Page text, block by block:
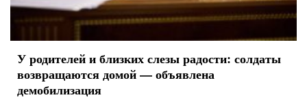
У родителей и близких слезы радости: солдаты
возвращаются домой — объявлена
демобилизация